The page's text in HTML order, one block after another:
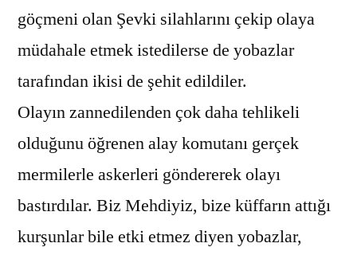
göçmeni olan Şevki silahlarını çekip olaya
müdahale etmek istedilerse de yobazlar
tarafından ikisi de şehit edildiler.
Olayın zannedilenden çok daha tehlikeli
olduğunu öğrenen alay komutanı gerçek
mermilerle askerleri göndererek olayı
bastırdılar. Biz Mehdiyiz, bize küffarın attığı
kurşunlar bile etki etmez diyen yobazlar,